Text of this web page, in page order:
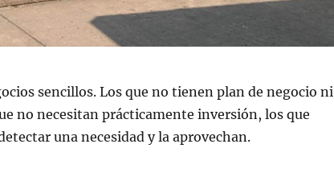
sencillos. Los que no tienen plan de negocio ni
no necesitan prácticamente inversión, los que
una necesidad y la aprovechan.